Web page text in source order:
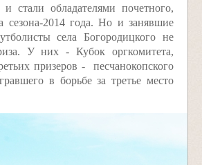
стали обладателями почетного,
сезона-2014 года. Но и занявшие
села Богородицкого не
У них - Кубок оргкомитета,
призеров - песчанокопского
в борьбе за третье место